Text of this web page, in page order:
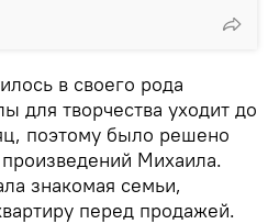
в своего рода
для творчества уходит до
поэтому было решено
Михаила.
знакомая семьи,
перед продажей.